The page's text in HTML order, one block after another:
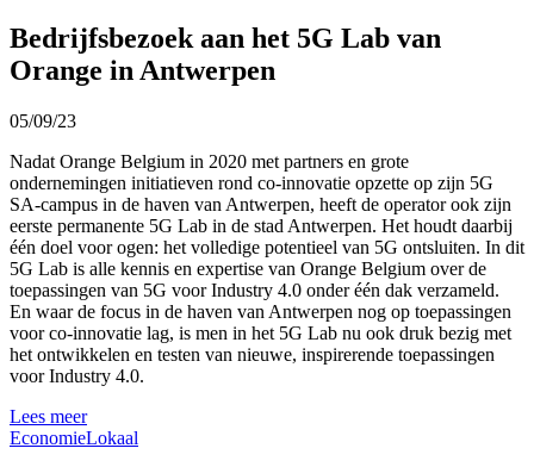
Bedrijfsbezoek aan het 5G Lab van
Orange in Antwerpen
05/09/23
Nadat Orange Belgium in 2020 met partners en grote
ondernemingen initiatieven rond co-innovatie opzette op zijn 5G
SA-campus in de haven van Antwerpen, heeft de operator ook zijn
eerste permanente 5G Lab in de stad Antwerpen. Het houdt daarbij
één doel voor ogen: het volledige potentieel van 5G ontsluiten. In dit
5G Lab is alle kennis en expertise van Orange Belgium over de
toepassingen van 5G voor Industry 4.0 onder één dak verzameld.
En waar de focus in de haven van Antwerpen nog op toepassingen
voor co-innovatie lag, is men in het 5G Lab nu ook druk bezig met
het ontwikkelen en testen van nieuwe, inspirerende toepassingen
voor Industry 4.0.
Lees meer
EconomieLokaal